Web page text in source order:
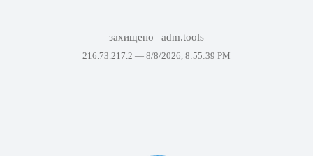
захищено adm.tools
216.73.217.2 — 8/8/2026, 8:55:39 PM